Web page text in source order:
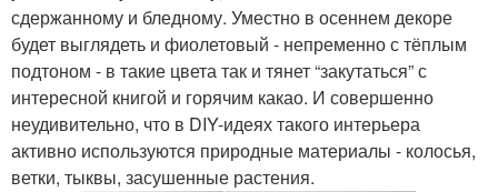
сдержанному и бледному. Уместно в осеннем декоре
будет выглядеть и фиолетовый - непременно с тёплым
подтоном - в такие цвета так и тянет “закутаться” с
интересной книгой и горячим какао. И совершенно
неудивительно, что в DIY-идеях такого интерьера
активно используются природные материалы - колосья,
ветки, тыквы, засушенные растения.